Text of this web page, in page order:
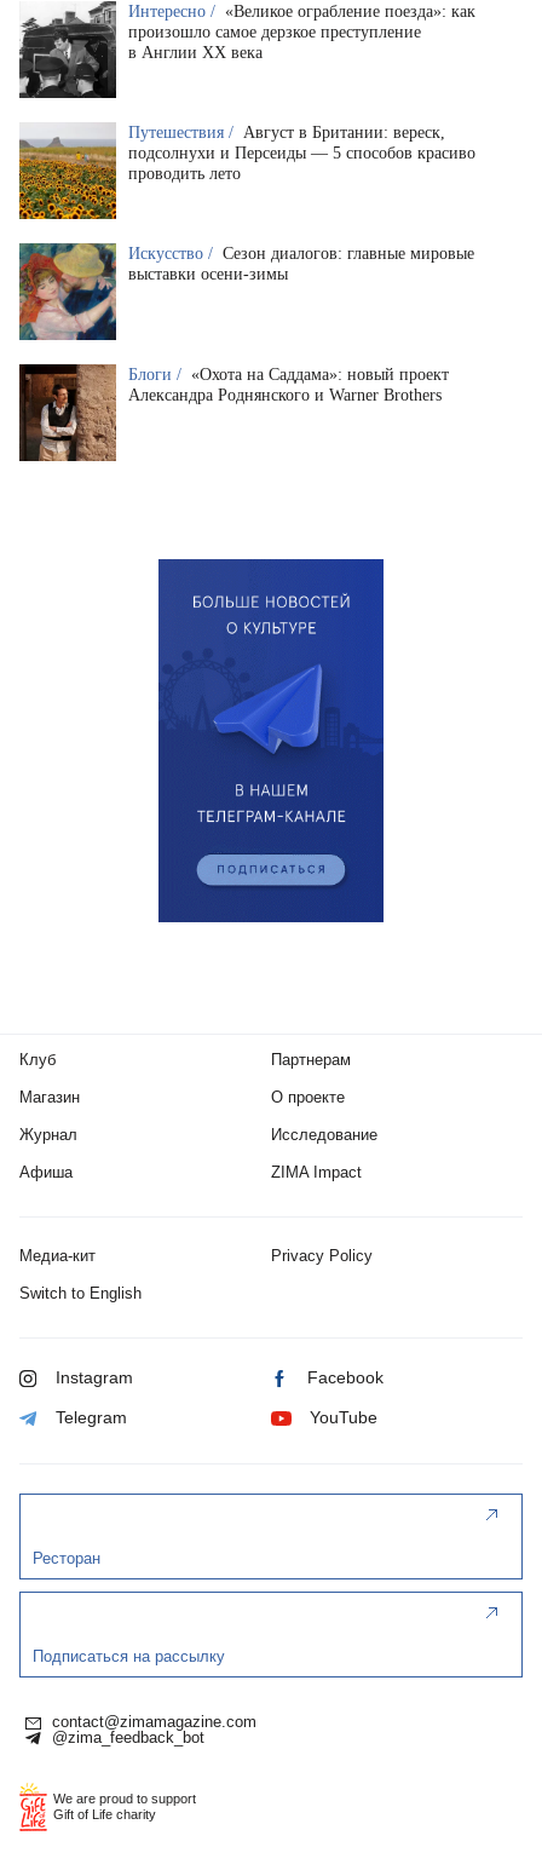
Интересно / «Великое ограбление поезда»: как
произошло самое дерзкое преступление
в Англии XX века
Путешествия / Август в Британии: вереск,
подсолнухи и Персеиды — 5 способов красиво
проводить лето
Искусство / Сезон диалогов: главные мировые
выставки осени-зимы
Блоги / «Охота на Саддама»: новый проект
Александра Роднянского и Warner Brothers
Клуб
Магазин
Журнал
Афиша
Партнерам
О проекте
Исследование
ZIMA Impact
Медиа-кит Privacy Policy
Switch to English
Instagram Facebook
Telegram YouTube
Ресторан
Подписаться на рассылку
contact@zimamagazine.com
@zima_feedback_bot
We are proud to support
Gift of Life charity